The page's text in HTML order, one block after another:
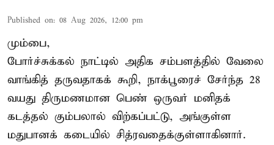
Published on: 08 Aug 2026, 12:00 pm
மும்பை,
போர்ச்சுக்கல் நாட்டில் அதிக சம்பளத்தில் வேலை
வாங்கித் தருவதாகக் கூறி, நாக்பூரைச் சேர்ந்த 28
வயது திருமணமான பெண் ஒருவர் மனிதக்
கடத்தல் கும்பலால் விற்கப்பட்டு, அங்குள்ள
மதுபானக் கடையில் சித்ரவதைக்குள்ளாகினார்.